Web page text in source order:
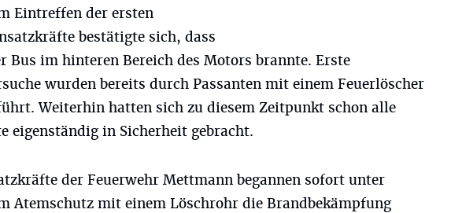
Eintreffen der ersten
bestätigte sich, dass
Bus im hinteren Bereich des Motors brannte. Erste
wurden bereits durch Passanten mit einem Feuerlöscher
Weiterhin hatten sich zu diesem Zeitpunkt schon alle
eigenständig in Sicherheit gebracht.
der Feuerwehr Mettmann begannen sofort unter
Atemschutz mit einem Löschrohr die Brandbekämpfung